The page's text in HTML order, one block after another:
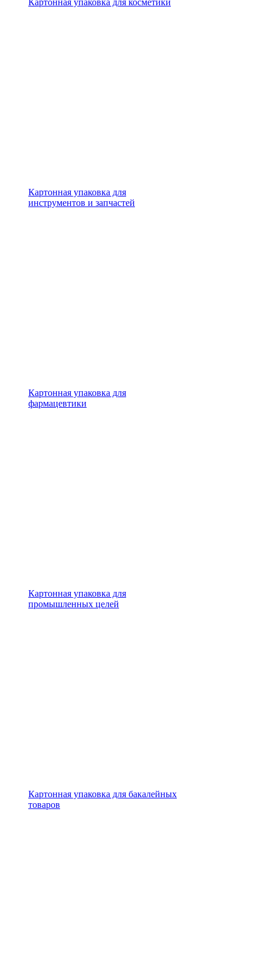
Картонная упаковка для
инструментов и запчастей
Картонная упаковка для
фармацевтики
Картонная упаковка для
промышленных целей
Картонная упаковка для бакалейных
товаров